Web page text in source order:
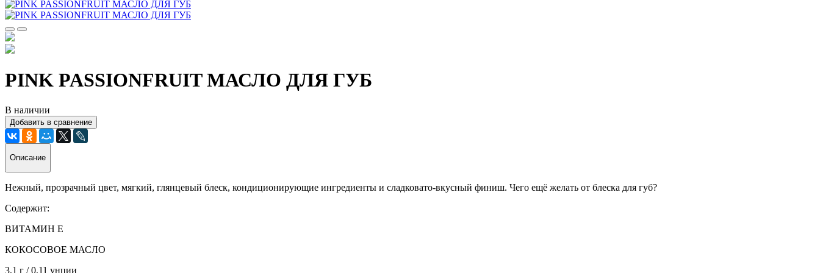
PINK PASSIONFRUIT МАСЛО ДЛЯ ГУБ
В наличии
Добавить в сравнение
Описание
Нежный, прозрачный цвет, мягкий, глянцевый блеск, кондиционирующие ингредиенты и сладковато-вкусный финиш. Чего ещё желать от блеска для губ?
Содержит:
ВИТАМИН E
КОКОСОВОЕ МАСЛО
3,1 г / 0,11 унции